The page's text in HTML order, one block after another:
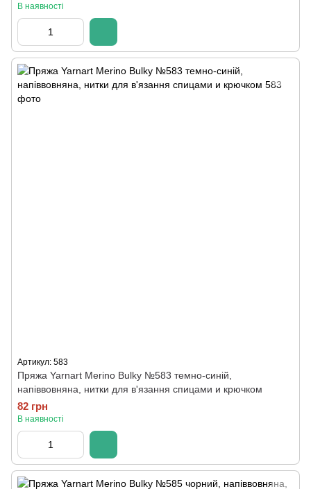
В наявності
Артикул: 583
Пряжа Yarnart Merino Bulky №583 темно-синій,
напіввовняна, нитки для в'язання спицами и крючком
82 грн
В наявності